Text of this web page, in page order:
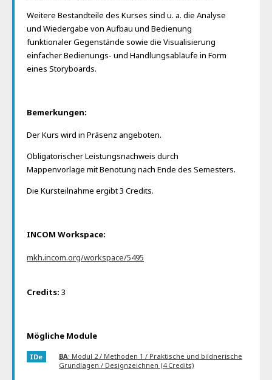
Weitere Bestandteile des Kurses sind u. a. die Analyse
und Wiedergabe von Aufbau und Bedienung
funktionaler Gegenstände sowie die Visualisierung
einfacher Bedienungs- und Handlungsabläufe in Form
eines Storyboards.
Bemerkungen:
Der Kurs wird in Präsenz angeboten.
Obligatorischer Leistungsnachweis durch
Mappenvorlage mit Benotung nach Ende des Semesters.
Die Kursteilnahme ergibt 3 Credits.
INCOM Workspace:
mkh.incom.org/workspace/5495
Credits: 3
Mögliche Module
IDe BA: Modul 2 / Methoden 1 / Praktische und bildnerische
Grundlagen / Designzeichnen (4 Credits)